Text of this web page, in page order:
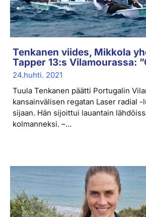
Tenkanen viides, Mikkola
Tapper 13:s Vilamourassa:
24.huhti. 2021
Tuula Tenkanen päätti Portugalin
kansainvälisen regatan Laser radial
sijaan. Hän sijoittui lauantain
kolmanneksi. –...